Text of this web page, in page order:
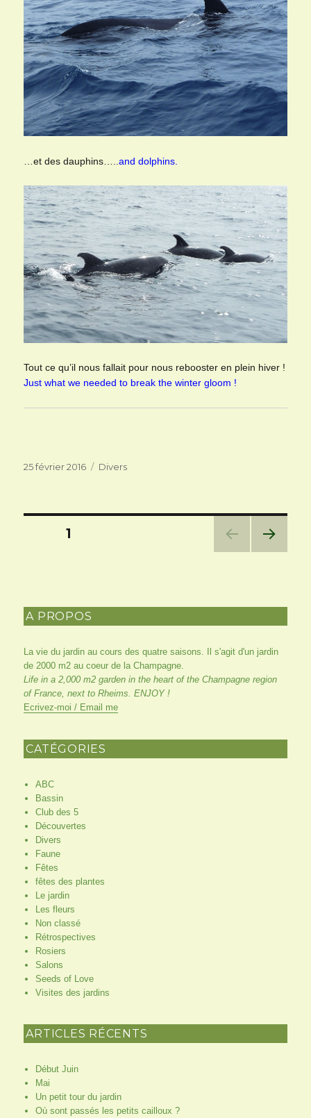
…et des dauphins…..and dolphins.
Tout ce qu’il nous fallait pour nous rebooster en plein hiver !
Just what we needed to break the winter gloom !
Publié
25 février 2016 Catégories
Divers
Pagination
PAGE1
E
A PROPOS
La vie du jardin au cours des quatre saisons. Il s'agit d'un jardin
de 2000 m2 au coeur de la Champagne.
Life in a 2,000 m2 garden in the heart of the Champagne region
of France, next to Rheims. ENJOY !
Ecrivez-moi / Email me
CATÉGORIES
ABC
Bassin
Club des 5
Découvertes
Divers
Faune
Fêtes
fêtes des plantes
Le jardin
Les fleurs
Non classé
Rétrospectives
Rosiers
Salons
Seeds of Love
Visites des jardins
ARTICLES RÉCENTS
Début Juin
Mai
Un petit tour du jardin
Où sont passés les petits cailloux ?